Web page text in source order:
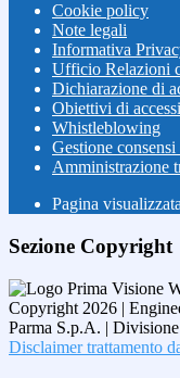
Cookie policy
Note legali
Informativa
Ufficio Relazioni
Dichiarazione di
Obiettivi di
Whistleblowing
Gestione
Amministrazione
Pagina visualizzata
Sezione Copyright
Copyright 2026 |
Parma S.p.A. |
Disclaimer trattamento